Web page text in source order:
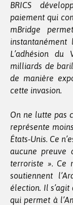
BRICS
paiement qui
mBridge
instantanément
L’adhésion du
milliards de
de manière
cette invasion.
On ne lutte pas
représente
États-Unis. Ce
aucune preuve
terroriste ». Ce
soutiennent
élection. Il
qui permet à